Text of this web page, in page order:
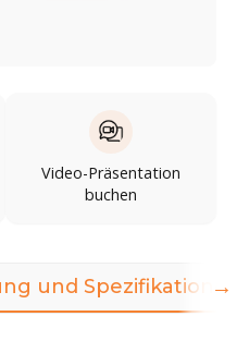
Video-Präsentation
buchen
und Spezifikationen
→